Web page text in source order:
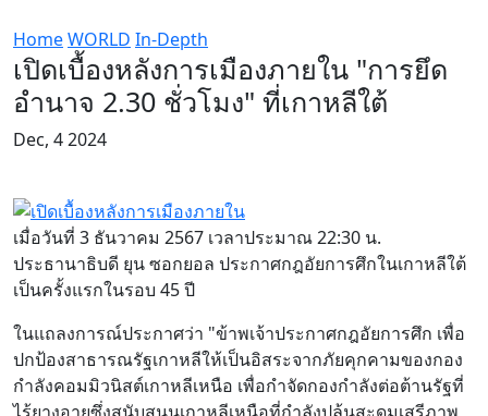
HomeWORLD In-Depth
เปิดเบื้องหลังการเมืองภายใน "การยึด
อำนาจ 2.30 ชั่วโมง" ที่เกาหลีใต้
Dec, 4 2024
เมื่อวันที่ 3 ธันวาคม 2567 เวลาประมาณ 22:30 น.
ประธานาธิบดี ยุน ซอกยอล ประกาศกฎอัยการศึกในเกาหลีใต้
เป็นครั้งแรกในรอบ 45 ปี
ในแถลงการณ์ประกาศว่า "ข้าพเจ้าประกาศกฎอัยการศึก เพื่อ
ปกป้องสาธารณรัฐเกาหลีให้เป็นอิสระจากภัยคุกคามของกอง
กำลังคอมมิวนิสต์เกาหลีเหนือ เพื่อกำจัดกองกำลังต่อต้านรัฐที่